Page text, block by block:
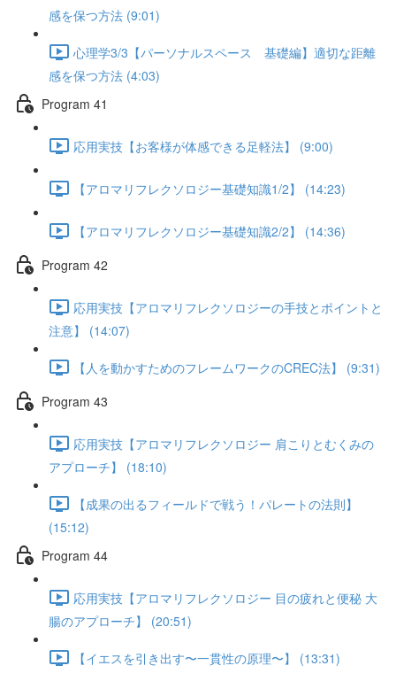
感を保つ方法 (9:01)
心理学3/3【パーソナルスペース 基礎編】適切な距離
感を保つ方法 (4:03)
Program 41
応用実技【お客様が体感できる足軽法】 (9:00)
【アロマリフレクソロジー基礎知識1/2】 (14:23)
【アロマリフレクソロジー基礎知識2/2】 (14:36)
Program 42
応用実技【アロマリフレクソロジーの手技とポイントと
注意】 (14:07)
【人を動かすためのフレームワークのCREC法】 (9:31)
Program 43
応用実技【アロマリフレクソロジー 肩こりとむくみの
アプローチ】 (18:10)
【成果の出るフィールドで戦う！パレートの法則】
(15:12)
Program 44
応用実技【アロマリフレクソロジー 目の疲れと便秘 大
腸のアプローチ】 (20:51)
【イエスを引き出す〜一貫性の原理〜】 (13:31)